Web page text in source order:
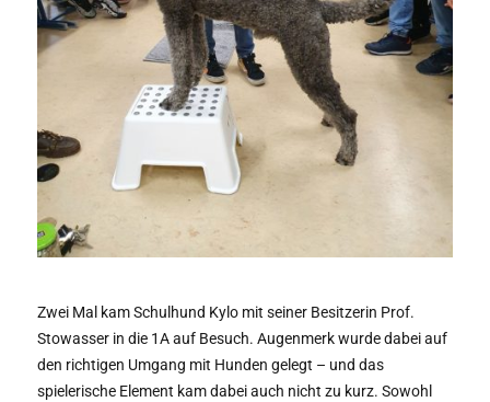
Zwei Mal kam Schulhund Kylo mit seiner Besitzerin Prof.
Stowasser in die 1A auf Besuch. Augenmerk wurde dabei auf
den richtigen Umgang mit Hunden gelegt – und das
spielerische Element kam dabei auch nicht zu kurz. Sowohl